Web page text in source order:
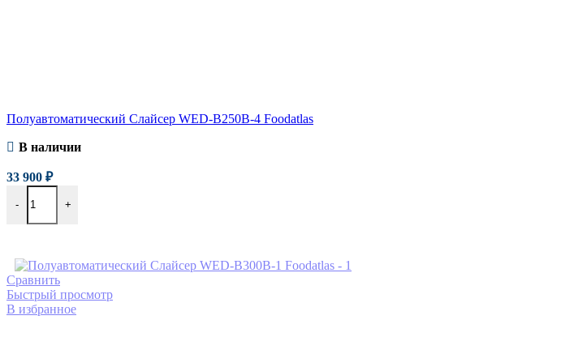
Полуавтоматический Слайсер WED-B250B-4 Foodatlas
В наличии
33 900 ₽
- +
Сравнить
Быстрый просмотр
В избранное